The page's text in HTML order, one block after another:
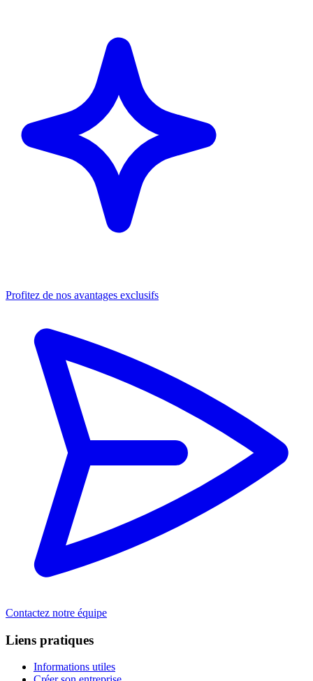
Profitez de nos avantages exclusifs
Contactez notre équipe
Liens pratiques
Informations utiles